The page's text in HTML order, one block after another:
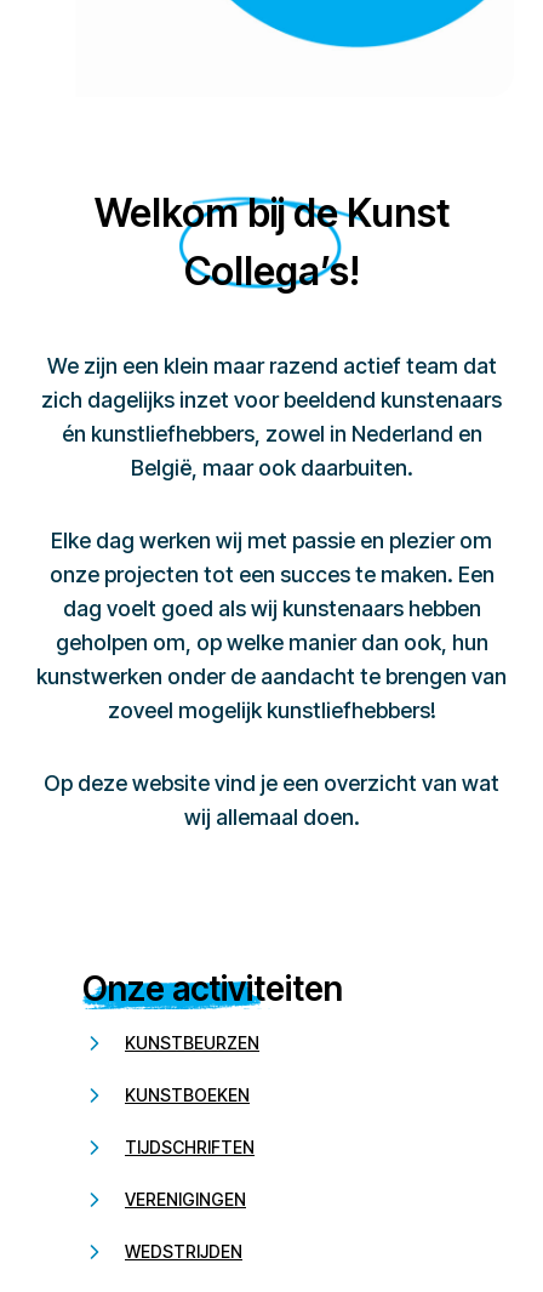
Welkom bij de Kunst
Collega’s!
We zijn een klein maar razend actief team dat
zich dagelijks inzet voor beeldend kunstenaars
én kunstliefhebbers, zowel in Nederland en
België, maar ook daarbuiten.
Elke dag werken wij met passie en plezier om
onze projecten tot een succes te maken. Een
dag voelt goed als wij kunstenaars hebben
geholpen om, op welke manier dan ook, hun
kunstwerken onder de aandacht te brengen van
zoveel mogelijk kunstliefhebbers!
Op deze website vind je een overzicht van wat
wij allemaal doen.
Onze activiteiten
KUNSTBEURZEN
KUNSTBOEKEN
TIJDSCHRIFTEN
VERENIGINGEN
WEDSTRIJDEN